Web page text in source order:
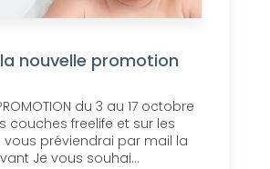
nouvelle promotion
du 3 au 17 octobre
couches freelife et sur les
vous préviendrai par mail la
Je vous souhai...